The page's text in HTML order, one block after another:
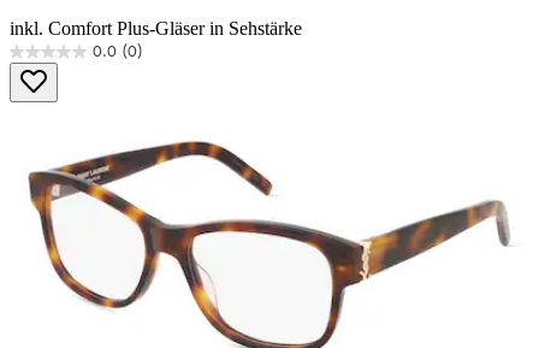
inkl. Comfort Plus-Gläser in Sehstärke
0.0 (0)
0.0
von
5